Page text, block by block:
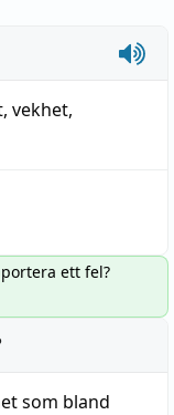
, vekhet,
ett fel?
som bland